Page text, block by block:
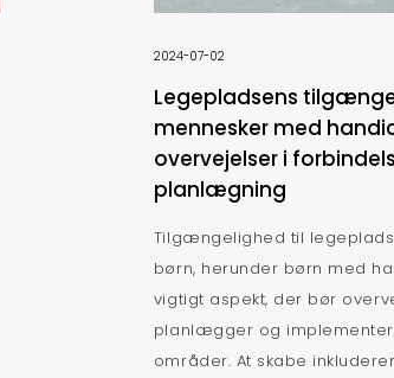
2024-07-02
Legepladsens
mennesker med
overvejelser i
planlægning
Tilgængelighed til
børn, herunder børn med
vigtigt aspekt, der bør
planlægger og
områder. At skabe